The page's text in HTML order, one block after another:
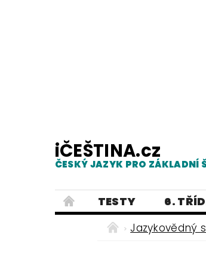
iČEŠTINA.cz
ČESKÝ JAZYK PRO ZÁKLADNÍ
TESTY 6.
PRAVOPIS
Jazykovědný